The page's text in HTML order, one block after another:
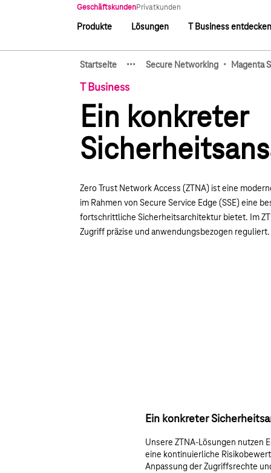
GeschäftskundenPrivatkunden
Hauptnavigation
Produkte Lösungen T Business entdecken
Startseite
Zeige verborgene
··· Secure Networking · Magenta
T Business
Ein konkreter
Zero Trust Network Access (ZTNA) ist eine
im Rahmen von Secure Service Edge (SSE) eine
fortschrittliche Sicherheitsarchitektur bietet. Im
Zugriff präzise und anwendungsbezogen reguliert.
Ein konkreter
Unsere ZTNA-Lösungen nutzen
eine kontinuierliche
Anpassung der Zugriffsrechte